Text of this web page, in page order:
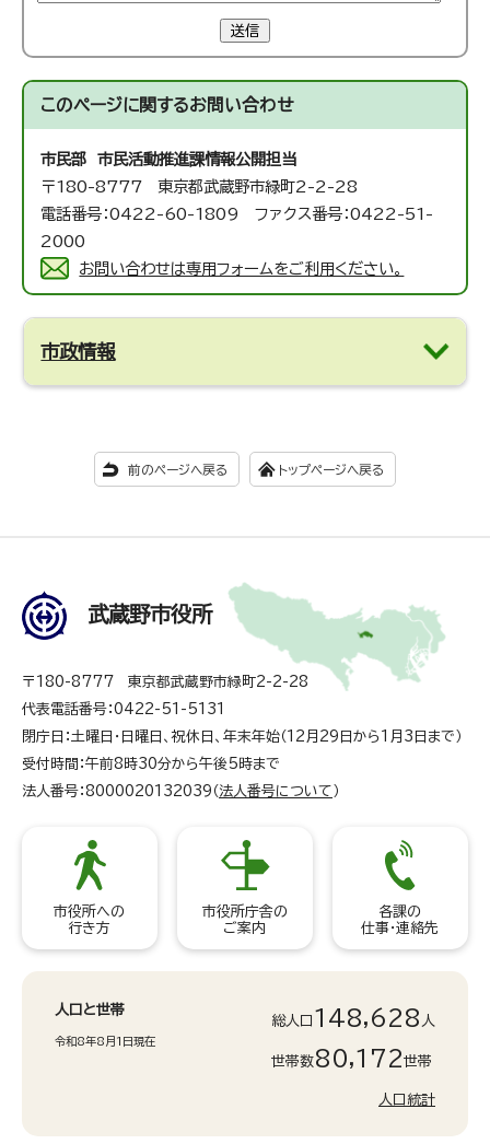
送信
このページに関するお問い合わせ
市民部 市民活動推進課情報公開担当
〒180-8777 東京都武蔵野市緑町2-2-28
電話番号：0422-60-1809 ファクス番号：0422-51-
2000
お問い合わせは専用フォームをご利用ください。
市政情報
前のページへ戻る トップページへ戻る
武蔵野市役所
〒180-8777 東京都武蔵野市緑町2-2-28
代表電話番号：0422-51-5131
閉庁日：土曜日・日曜日、祝休日、年末年始（12月29日から1月3日まで）
受付時間：午前8時30分から午後5時まで
法人番号：8000020132039（ 法人番号について ）
市役所への
行き方
市役所庁舎の
ご案内
各課の
仕事・連絡先
人口と世帯
令和8年8月1日現在
総人口 148,628 人
世帯数80,172世帯
人口統計